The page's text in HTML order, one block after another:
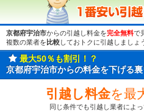
京都府宇治市からの引越し料金を完全無料で
複数の業者を 比較しておトクに引越しましょ
最大50％も割引！？
京都府宇治市からの料金を下げる裏
引越し料金を最
同じ条件でも引越し業者によ